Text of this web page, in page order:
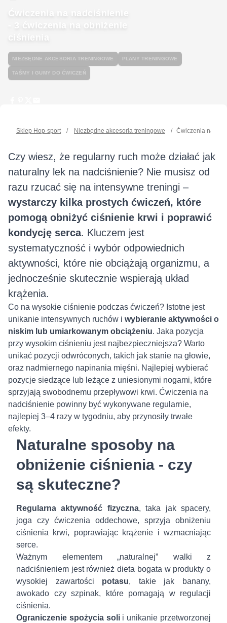
Ćwiczenia na nadciśnienie
- 3 ćwiczenia na obniżenie
ciśnienia
NIEZBĘDNE AKCESORIA TRENINGOWE PLANY TRENINGOWE
TAŚMY I GUMY DO ĆWICZEŃ
Sklep Hop-sport / Niezbędne akcesoria treningowe / Ćwiczenia na
Czy wiesz, że regularny ruch może działać jak
naturalny lek na nadciśnienie? Nie musisz od
razu rzucać się na intensywne treningi –
wystarczy kilka prostych ćwiczeń, które
pomogą obniżyć ciśnienie krwi i poprawić
kondycję serca. Kluczem jest
systematyczność i wybór odpowiednich
aktywności, które nie obciążają organizmu, a
jednocześnie skutecznie wspierają układ
krążenia.
Co na wysokie ciśnienie podczas ćwiczeń? Istotne jest
unikanie intensywnych ruchów i wybieranie aktywności o
niskim lub umiarkowanym obciążeniu. Jaka pozycja
przy wysokim ciśnieniu jest najbezpieczniejsza? Warto
unikać pozycji odwróconych, takich jak stanie na głowie,
oraz nadmiernego napinania mięśni. Najlepiej wybierać
pozycje siedzące lub leżące z uniesionymi nogami, które
sprzyjają swobodnemu przepływowi krwi. Ćwiczenia na
nadciśnienie powinny być wykonywane regularnie,
najlepiej 3–4 razy w tygodniu, aby przynosiły trwałe
efekty.
Naturalne sposoby na
obniżenie ciśnienia - czy
są skuteczne?
Regularna aktywność fizyczna, taka jak spacery,
joga czy ćwiczenia oddechowe, sprzyja obniżeniu
ciśnienia krwi, poprawiając krążenie i wzmacniając
serce.
Ważnym elementem „naturalnej” walki z
nadciśnieniem jest również dieta bogata w produkty o
wysokiej zawartości potasu, takie jak banany,
awokado czy szpinak, które pomagają w regulacji
ciśnienia.
Ograniczenie spożycia solii unikanie przetworzonej